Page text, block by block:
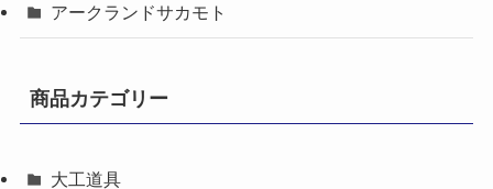
アークランドサカモト
商品カテゴリー
大工道具